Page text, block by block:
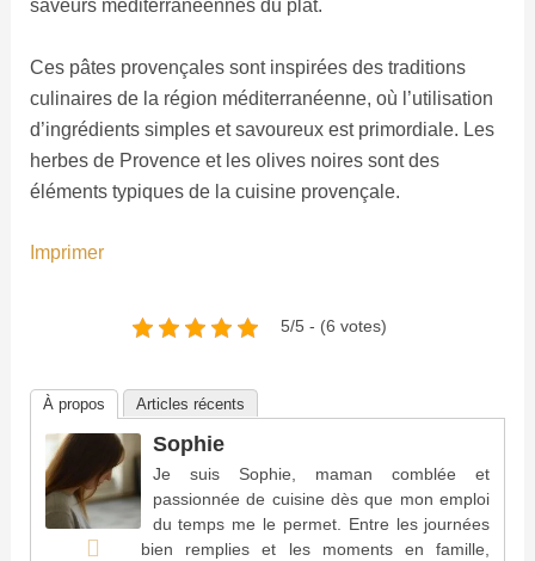
saveurs méditerranéennes du plat.
Ces pâtes provençales sont inspirées des traditions
culinaires de la région méditerranéenne, où l’utilisation
d’ingrédients simples et savoureux est primordiale. Les
herbes de Provence et les olives noires sont des
éléments typiques de la cuisine provençale.
Imprimer
5/5 - (6 votes)
À propos Articles récents
Sophie
Je suis Sophie, maman comblée et
passionnée de cuisine dès que mon emploi
du temps me le permet. Entre les journées
bien remplies et les moments en famille,